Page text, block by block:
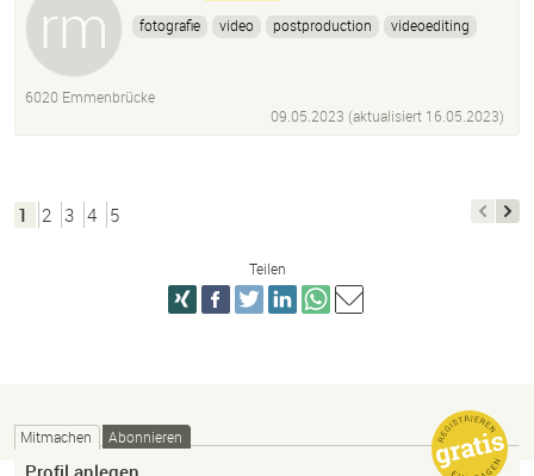
fotografie video postproduction
videoediting
6020 Emmenbrücke
09.05.2023 (aktualisiert 16.05.2023)
1 2 3 4 5
Teilen
Mitmachen Abonnieren